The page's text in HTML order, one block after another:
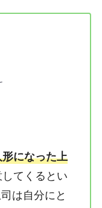
になった上
てくるとい
は自分にと